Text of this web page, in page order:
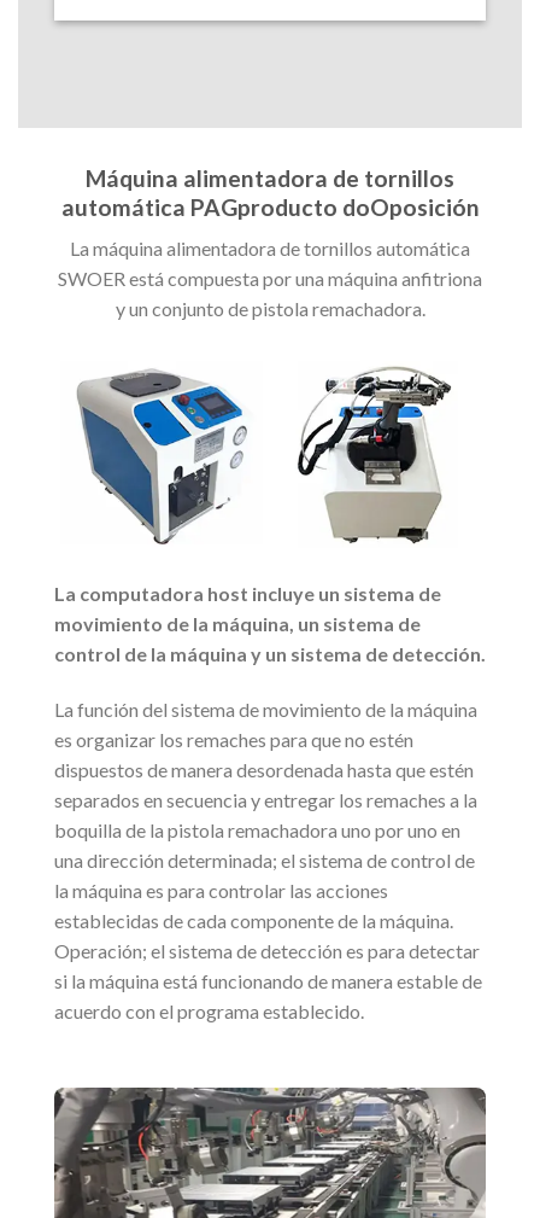
Máquina alimentadora de tornillos
automática PAGproducto doOposición
La máquina alimentadora de tornillos automática
SWOER está compuesta por una máquina anfitriona
y un conjunto de pistola remachadora.
La computadora host incluye un sistema de
movimiento de la máquina, un sistema de
control de la máquina y un sistema de detección.
La función del sistema de movimiento de la máquina
es organizar los remaches para que no estén
dispuestos de manera desordenada hasta que estén
separados en secuencia y entregar los remaches a la
boquilla de la pistola remachadora uno por uno en
una dirección determinada; el sistema de control de
la máquina es para controlar las acciones
establecidas de cada componente de la máquina.
Operación; el sistema de detección es para detectar
si la máquina está funcionando de manera estable de
acuerdo con el programa establecido.